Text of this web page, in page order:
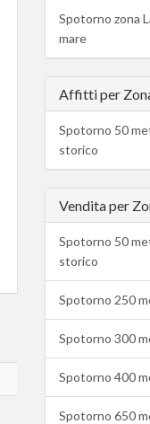
Spotorno zona
mare
Affitti per
Spotorno 50
storico
Vendita per
Spotorno 50
storico
Spotorno 250
Spotorno 300
Spotorno 400
Spotorno 650